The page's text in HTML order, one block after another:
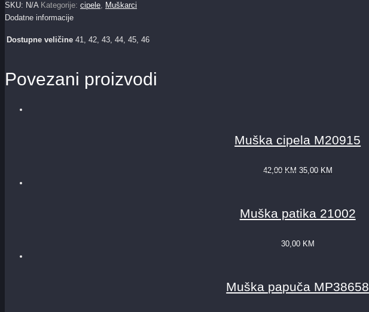
SKU: N/A Kategorije: cipele, Muškarci
Dodatne informacije
Dostupne veličine 41, 42, 43, 44, 45, 46
Povezani proizvodi
Muška cipela M20915
42,00 KM 35,00 KM
Muška patika 21002
30,00 KM
Muška papuča MP38658